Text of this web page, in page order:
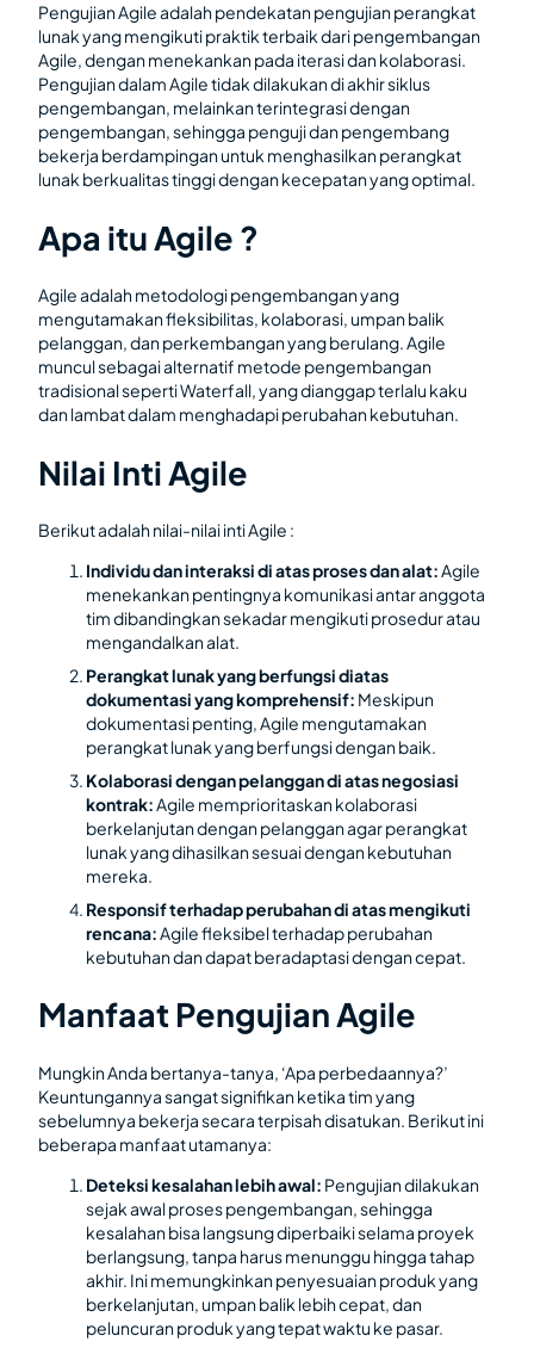
Pengujian Agile adalah pendekatan pengujian perangkat
lunak yang mengikuti praktik terbaik dari pengembangan
Agile, dengan menekankan pada iterasi dan kolaborasi.
Pengujian dalam Agile tidak dilakukan di akhir siklus
pengembangan, melainkan terintegrasi dengan
pengembangan, sehingga penguji dan pengembang
bekerja berdampingan untuk menghasilkan perangkat
lunak berkualitas tinggi dengan kecepatan yang optimal.
Apa itu Agile ?
Agile adalah metodologi pengembangan yang
mengutamakan fleksibilitas, kolaborasi, umpan balik
pelanggan, dan perkembangan yang berulang. Agile
muncul sebagai alternatif metode pengembangan
tradisional seperti Waterfall, yang dianggap terlalu kaku
dan lambat dalam menghadapi perubahan kebutuhan.
Nilai Inti Agile
Berikut adalah nilai-nilai inti Agile :
Individu dan interaksi di atas proses dan alat:Agile
menekankan pentingnya komunikasi antar anggota
tim dibandingkan sekadar mengikuti prosedur atau
mengandalkan alat.
Perangkat lunak yang berfungsi diatas
dokumentasi yang komprehensif: Meskipun
dokumentasi penting, Agile mengutamakan
perangkat lunak yang berfungsi dengan baik.
Kolaborasi dengan pelanggan di atas negosiasi
kontrak:Agile memprioritaskan kolaborasi
berkelanjutan dengan pelanggan agar perangkat
lunak yang dihasilkan sesuai dengan kebutuhan
mereka.
Responsif terhadap perubahan di atas mengikuti
rencana:Agile fleksibel terhadap perubahan
kebutuhan dan dapat beradaptasi dengan cepat.
Manfaat Pengujian Agile
Mungkin Anda bertanya-tanya, ‘Apa perbedaannya?’
Keuntungannya sangat signifikan ketika tim yang
sebelumnya bekerja secara terpisah disatukan. Berikut ini
beberapa manfaat utamanya:
Deteksi kesalahan lebih awal: Pengujian dilakukan
sejak awal proses pengembangan, sehingga
kesalahan bisa langsung diperbaiki selama proyek
berlangsung, tanpa harus menunggu hingga tahap
akhir. Ini memungkinkan penyesuaian produk yang
berkelanjutan, umpan balik lebih cepat, dan
peluncuran produk yang tepat waktu ke pasar.